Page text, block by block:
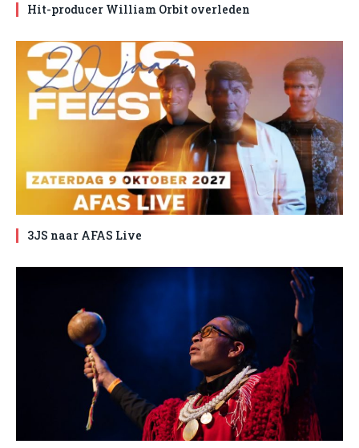
Hit-producer William Orbit overleden
3JS naar AFAS Live